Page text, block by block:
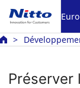
Préserver